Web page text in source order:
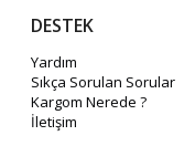
DESTEK
Yardım
Sıkça Sorulan Sorular
Kargom Nerede ?
İletişim